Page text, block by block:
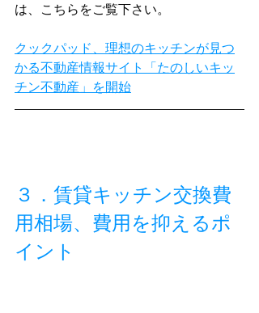
は、こちらをご覧下さい。
クックパッド、理想のキッチンが見つ
かる不動産情報サイト「たのしいキッ
チン不動産」を開始
３．賃貸キッチン交換費
用相場、費用を抑えるポ
イント